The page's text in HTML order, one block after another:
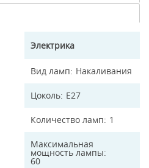
Электрика
Вид ламп Накаливания
Цоколь E27
Количество ламп 1
Максимальная
мощность лампы
60